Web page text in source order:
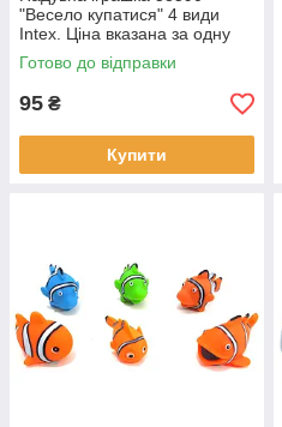
"Весело купатися" 4 види
Intex. Ціна вказана за одну
іграшку.
Готово до відправки
95 ₴
Купити